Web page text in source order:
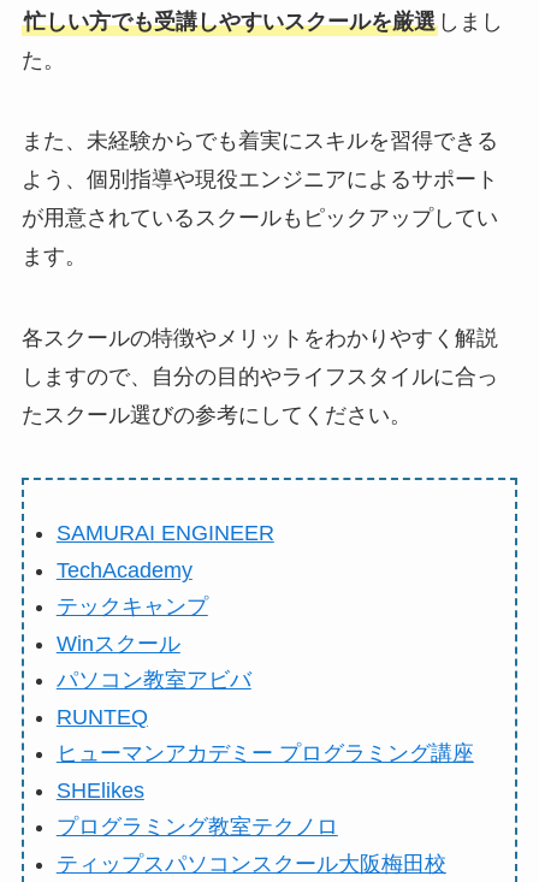
忙しい方でも受講しやすいスクールを厳選しまし
た。
また、未経験からでも着実にスキルを習得できる
よう、個別指導や現役エンジニアによるサポート
が用意されているスクールもピックアップしてい
ます。
各スクールの特徴やメリットをわかりやすく解説
しますので、自分の目的やライフスタイルに合っ
たスクール選びの参考にしてください。
SAMURAI ENGINEER
TechAcademy
テックキャンプ
Winスクール
パソコン教室アビバ
RUNTEQ
ヒューマンアカデミー プログラミング講座
SHElikes
プログラミング教室テクノロ
ティップスパソコンスクール大阪梅田校